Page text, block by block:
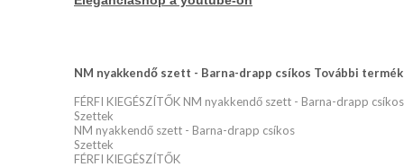
NM nyakkendő szett - Barna-drapp csíkos További
FÉRFI KIEGÉSZÍTŐK NM nyakkendő szett - Barna-drapp csíkos
Szettek
NM nyakkendő szett - Barna-drapp csíkos
Szettek
FÉRFI KIEGÉSZÍTŐK